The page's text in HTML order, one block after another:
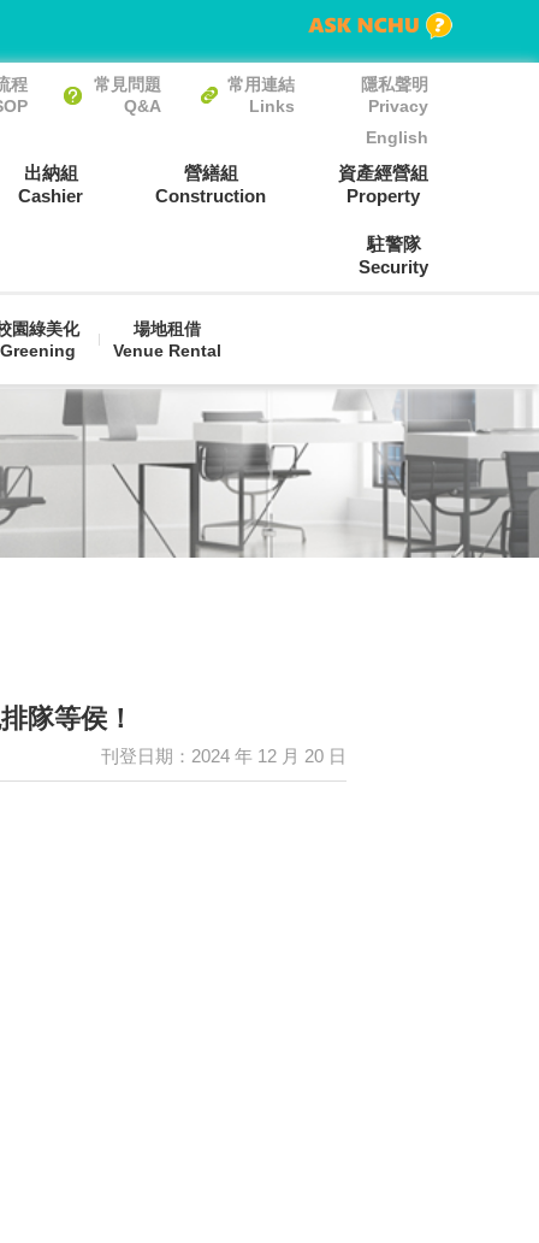
程
常見問題
Q&A
常用連結
Links
隱私聲明
Privacy
English
園綠美化
Greening
場地租借
Venue Rental
出納組
Cashier
營繕組
Construction
資產經營組
Property
駐警隊
Security
隊等侯！
刊登日期：2024 年 12 月 20 日